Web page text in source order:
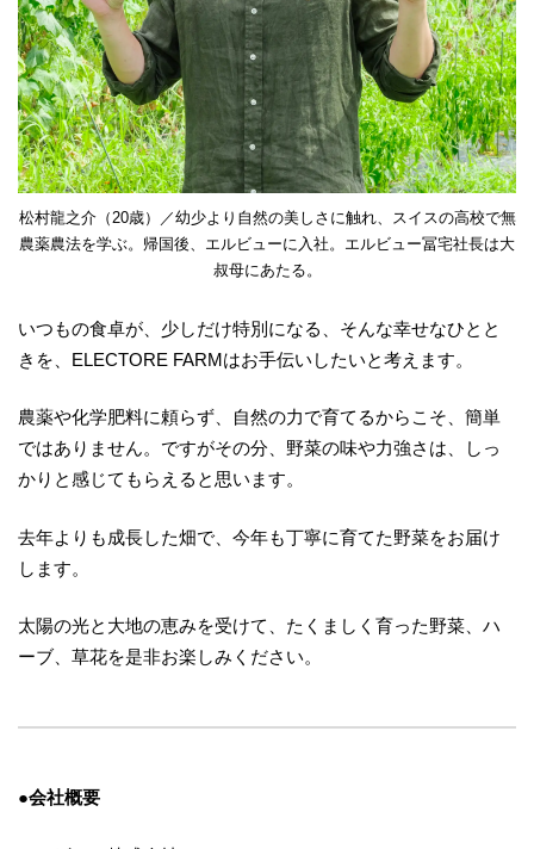
松村龍之介（20歳）／幼少より自然の美しさに触れ、スイスの高校で無
農薬農法を学ぶ。帰国後、エルビューに入社。エルビュー冨宅社長は大
叔母にあたる。
いつもの食卓が、少しだけ特別になる、そんな幸せなひとと
きを、ELECTORE FARMはお手伝いしたいと考えます。
農薬や化学肥料に頼らず、自然の力で育てるからこそ、簡単
ではありません。ですがその分、野菜の味や力強さは、しっ
かりと感じてもらえると思います。
去年よりも成長した畑で、今年も丁寧に育てた野菜をお届け
します。
太陽の光と大地の恵みを受けて、たくましく育った野菜、ハ
ーブ、草花を是非お楽しみください。
●会社概要